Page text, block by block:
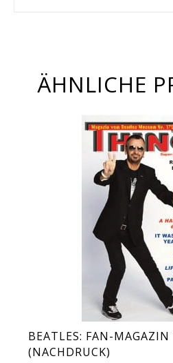
ÄHNLICHE
BEATLES: FAN-
(NACHDRUCK)